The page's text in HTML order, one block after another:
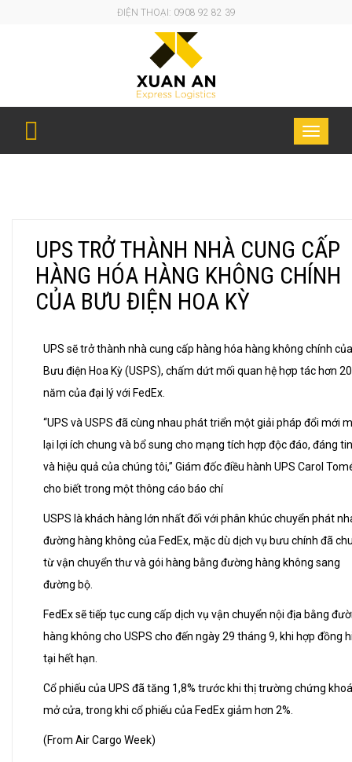
ĐIỆN THOẠI: 0908 92 82 39
Toggle
UPS TRỞ THÀNH NHÀ CUNG CẤP HÀNG HÓA HÀNG
KHÔNG CHÍNH CỦA BƯU ĐIỆN HOA KỲ
UPS TRỞ THÀNH NHÀ CUNG CẤP
HÀNG HÓA HÀNG KHÔNG CHÍNH
CỦA BƯU ĐIỆN HOA KỲ
UPS sẽ trở thành nhà cung cấp hàng hóa hàng không chính của
Bưu điện Hoa Kỳ (USPS), chấm dứt mối quan hệ hợp tác hơn 20
năm của đại lý với FedEx.
“UPS và USPS đã cùng nhau phát triển một giải pháp đổi mới
lại lợi ích chung và bổ sung cho mạng tích hợp độc đáo, đáng
và hiệu quả của chúng tôi,” Giám đốc điều hành UPS Carol
cho biết trong một thông cáo báo chí
USPS là khách hàng lớn nhất đối với phân khúc chuyển phát
đường hàng không của FedEx, mặc dù dịch vụ bưu chính đã
từ vận chuyển thư và gói hàng bằng đường hàng không sang
đường bộ.
FedEx sẽ tiếp tục cung cấp dịch vụ vận chuyển nội địa bằng
hàng không cho USPS cho đến ngày 29 tháng 9, khi hợp đồng
tại hết hạn.
Cổ phiếu của UPS đã tăng 1,8% trước khi thị trường chứng
mở cửa, trong khi cổ phiếu của FedEx giảm hơn 2%.
(From Air Cargo Week)